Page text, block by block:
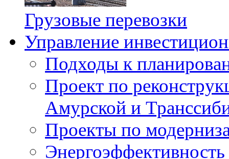
Грузовые перевозки
Управление
Подходы к
Проект по
Амурской и
Проекты по
Энергоэффективность